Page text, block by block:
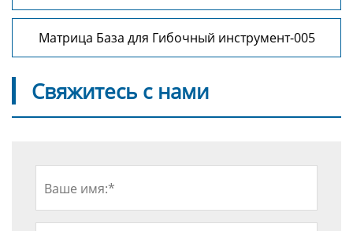
Матрица База для Гибочный инструмент-005
Свяжитесь с нами